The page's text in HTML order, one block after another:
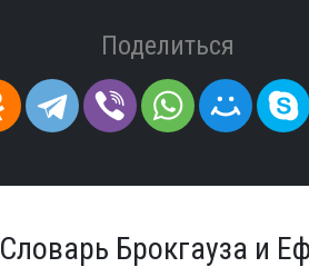
Поделиться
Словарь Брокгауза и